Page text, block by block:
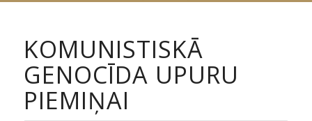
KOMUNISTISKĀ
GENOCĪDA UPURU
PIEMIŅAI